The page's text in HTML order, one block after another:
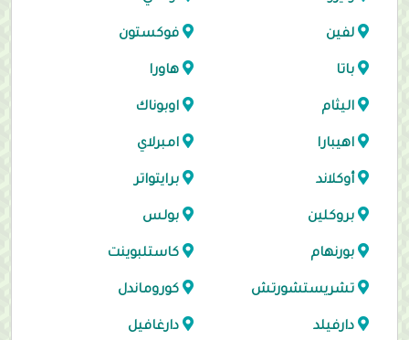
لفين فوكستون
باتا هاورا
اليثام اوبوناك
اهيبارا امبرلاي
أوكلاند برايتواتر
بروكلين بولس
بورنهام كاستلبوينت
تشريستشورتش كوروماندل
دارفيلد دارغافيل